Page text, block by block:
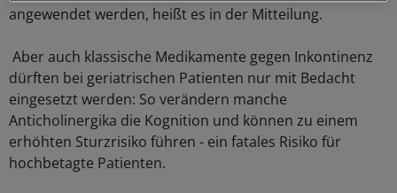
angewendet werden, heißt es in der Mitteilung.
Aber auch klassische Medikamente gegen Inkontinenz
dürften bei geriatrischen Patienten nur mit Bedacht
eingesetzt werden: So verändern manche
Anticholinergika die Kognition und können zu einem
erhöhten Sturzrisiko führen - ein fatales Risiko für
hochbetagte Patienten.